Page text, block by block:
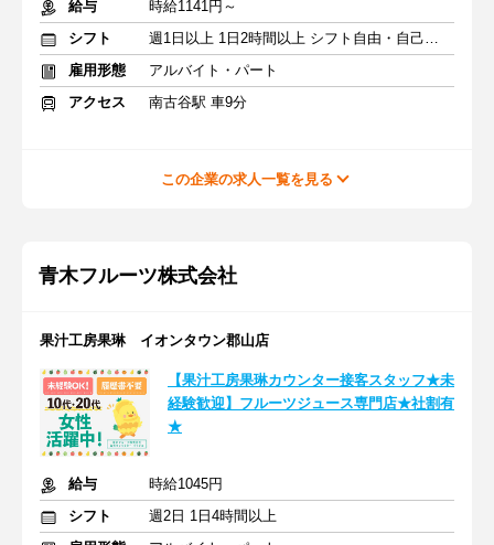
給与
時給1141円～
シフト
週1日以上 1日2時間以上 シフト自由・自己申告
雇用形態
アルバイト・パート
アクセス
南古谷駅 車9分
この企業の求人一覧を見る
青木フルーツ株式会社
果汁工房果琳 イオンタウン郡山店
【果汁工房果琳カウンター接客スタッフ★未
経験歓迎】フルーツジュース専門店★社割有
★
給与
時給1045円
シフト
週2日 1日4時間以上